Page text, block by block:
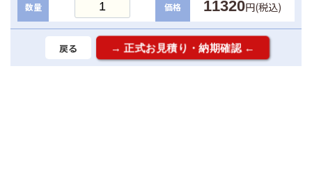
数量 価格 11320円(税込)
戻る